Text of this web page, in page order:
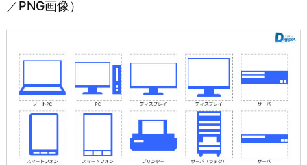
／PNG画像）